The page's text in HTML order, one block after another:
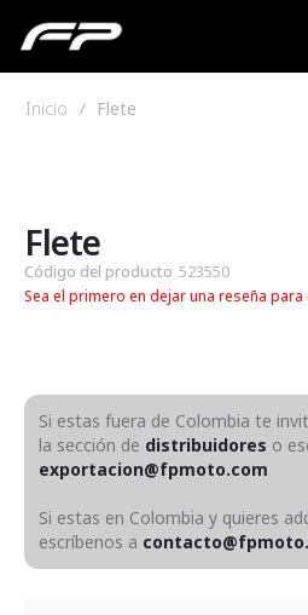
Inicio Flete
de
la
galería
de
de
la
galería
de
Flete
Código del producto 523550
Sea el primero en dejar una reseña
Si estas fuera de Colombia te
la sección de distribuidores o
exportacion@fpmoto.com
Si estas en Colombia y quieres
escríbenos a